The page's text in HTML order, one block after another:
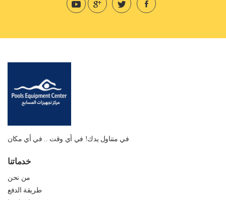
في متناول يدك! في أي وقت .. في أي مكان
خدماتنا
من نحن
طريقة الدفع